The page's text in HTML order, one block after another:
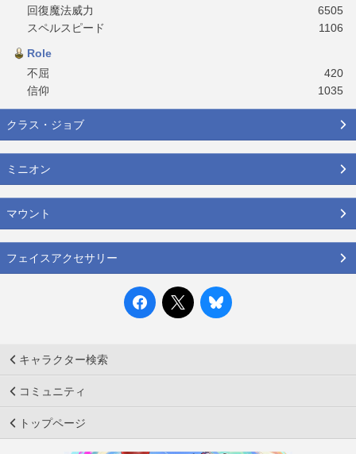
回復魔法威力
6505
スペルスピード
1106
Role
不屈
420
信仰
1035
クラス・ジョブ
ミニオン
マウント
フェイスアクセサリー
キャラクター検索
コミュニティ
トップページ